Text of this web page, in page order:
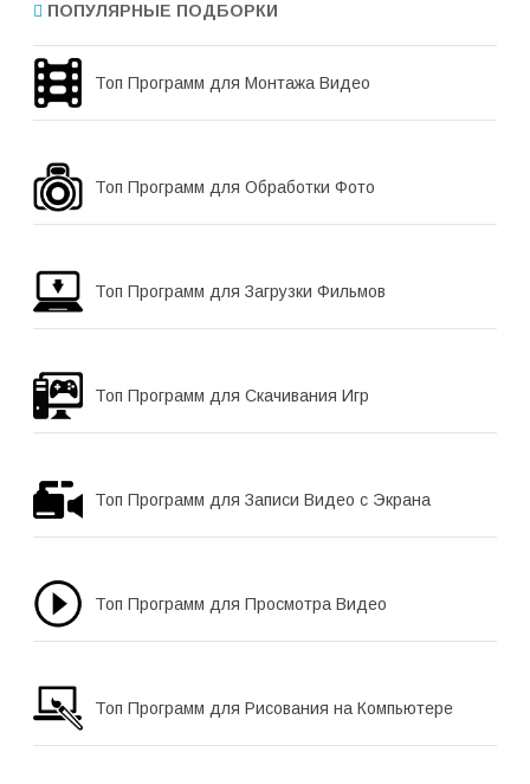
ПОПУЛЯРНЫЕ ПОДБОРКИ
Топ Программ для Монтажа Видео
Топ Программ для Обработки Фото
Топ Программ для Загрузки Фильмов
Топ Программ для Скачивания Игр
Топ Программ для Записи Видео с Экрана
Топ Программ для Просмотра Видео
Топ Программ для Рисования на Компьютере